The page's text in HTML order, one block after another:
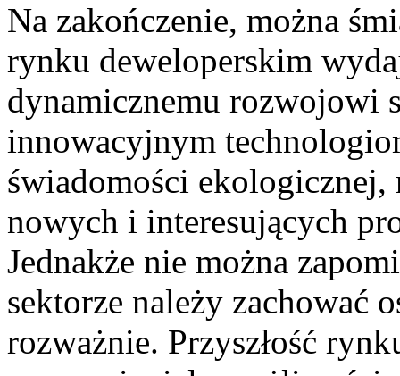
Na zakończenie, można⁤
rynku deweloperskim
dynamicznemu rozwojowi⁣
innowacyjnym
⁣świadomości
nowych ‌i ⁤interesujących
Jednakże nie można
sektorze należy zachować
rozważnie. Przyszłość